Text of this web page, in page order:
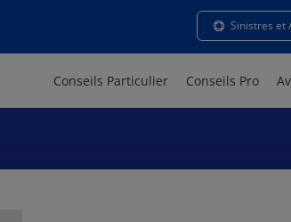
Sinistres et
Conseils Particulier Conseils Pro